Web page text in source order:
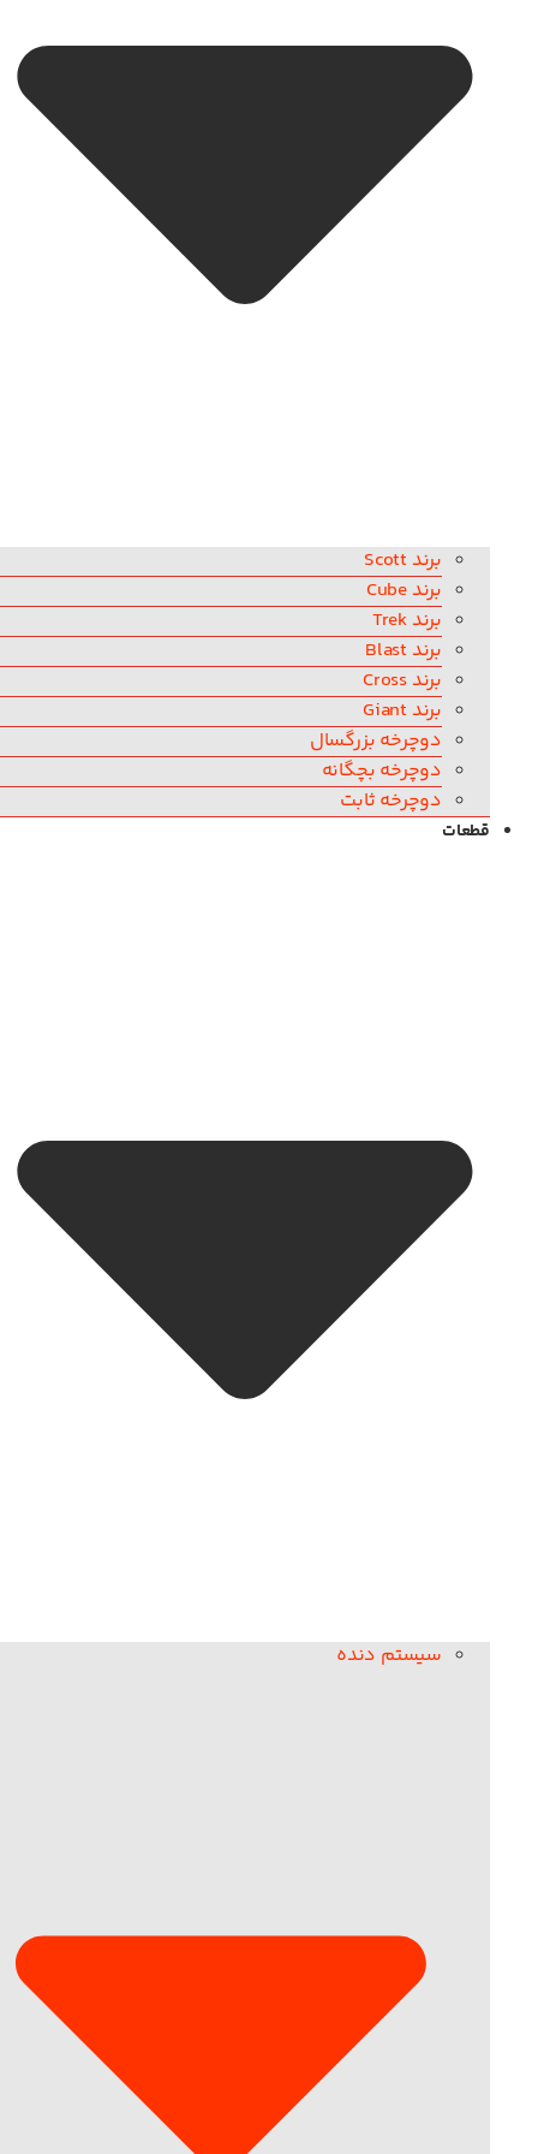
برند Scott
برند Cube
برند Trek
برند Blast
برند Cross
برند Giant
دوچرخه بزرگسال
دوچرخه بچگانه
دوچرخه ثابت
قطعات
سیستم دنده